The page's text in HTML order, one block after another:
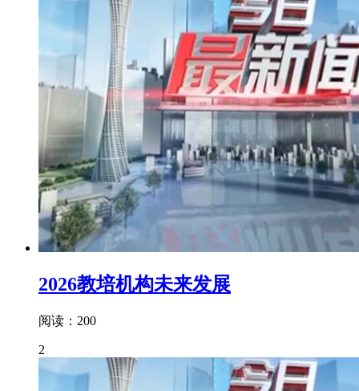
2026教培机构未来发展
阅读：200
2